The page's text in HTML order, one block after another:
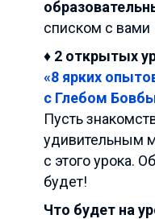
списком с вами
♦️ 2 открытых
«8 ярких
с Глебом
Пусть
удивительным
с этого урока.
будет!
Что будет на